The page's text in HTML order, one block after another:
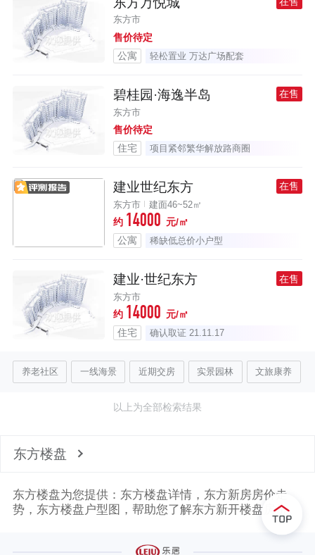
东方市
售价待定
公寓
轻松置业 万达广场配套
碧桂园·海逸半岛 在售
东方市
售价待定
住宅
项目紧邻繁华解放路商圈
建业世纪东方 在售
东方市 建面46~52㎡
约 14000 元/㎡
公寓
稀缺低总价小户型
建业·世纪东方 在售
东方市
约 14000 元/㎡
住宅
确认取证 21.11.17
养老社区 一线海景 近期交房 实景园林 文旅康养
以上为全部检索结果
东方楼盘
东方楼盘为您提供：东方楼盘详情，东方新房房价走
势，东方楼盘户型图，帮助您了解东方新开楼盘房价。